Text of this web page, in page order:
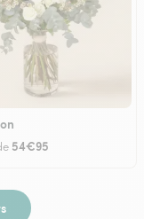
54€95